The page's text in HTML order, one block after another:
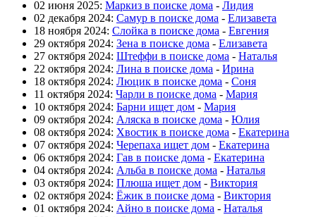
02 июня 2025: Маркиз в поиске дома - Лидия
02 декабря 2024: Самур в поиске дома - Елизавета
18 ноября 2024: Слойка в поиске дома - Евгения
29 октября 2024: Зена в поиске дома - Елизавета
27 октября 2024: Штеффи в поиске дома - Наталья
22 октября 2024: Лина в поиске дома - Ирина
18 октября 2024: Люцик в поиске дома - Соня
11 октября 2024: Чарли в поиске дома - Мария
10 октября 2024: Барни ищет дом - Мария
09 октября 2024: Аляска в поиске дома - Юлия
08 октября 2024: Хвостик в поиске дома - Екатерина
07 октября 2024: Черепаха ищет дом - Екатерина
06 октября 2024: Гав в поиске дома - Екатерина
04 октября 2024: Альба в поиске дома - Наталья
03 октября 2024: Плюша ищет дом - Виктория
02 октября 2024: Ёжик в поиске дома - Виктория
01 октября 2024: Айно в поиске дома - Наталья